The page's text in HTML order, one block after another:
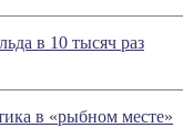
в 10 тысяч раз
в «рыбном месте»